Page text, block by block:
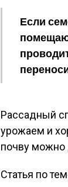
Если
Рассадный
урожаем и
почву можно
Статья по